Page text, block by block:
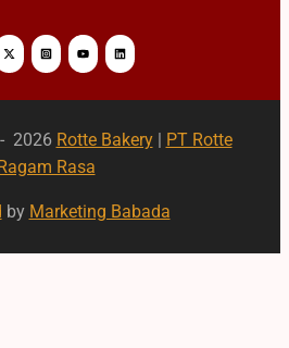
2026 Rotte Bakery| PT Rotte
Rasa
by Marketing Babada